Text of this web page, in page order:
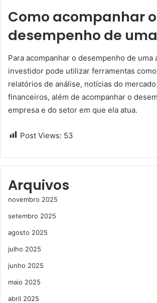
Como acompanhar o
desempenho de
Para acompanhar o desempenho de uma
investidor pode utilizar ferramentas
relatórios de análise, notícias do
financeiros, além de acompanhar o
empresa e do setor em que ela atua.
Post Views: 53
Arquivos
novembro 2025
setembro 2025
agosto 2025
julho 2025
junho 2025
maio 2025
abril 2025